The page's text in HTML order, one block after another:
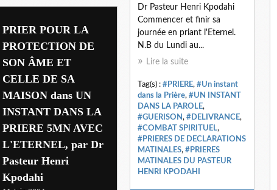
Dr Pasteur Henri Kpodahi
Commencer et finir sa
journée en priant l'Eternel.
N.B du Lundi au...
Lire la suite
Tag(s) : #PRIERE, #Un instant
dans la Prière, #UN INSTANT
DANS LA PAROLE,
#GUERISON, #DELIVRANCE,
#COMBAT SPIRITUEL,
#PRIERES DE DECLARATIONS
MATINALES, #PRIERES
MATINALES DU PASTEUR
HENRI KPODAHI
PRIER POUR LA
PROTECTION DE
SON ÂME ET
CELLE DE SA
MAISON dans UN
INSTANT DANS LA
PRIERE 5MN AVEC
L'ETERNEL, par Dr
Pasteur Henri
Kpodahi